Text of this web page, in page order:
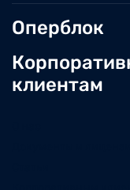
Оперблок
клиентам